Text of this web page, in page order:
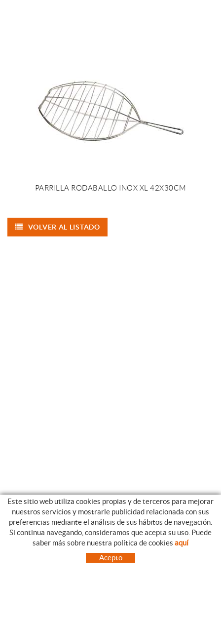
PARRILLA RODABALLO INOX XL 42X30CM
VOLVER AL LISTADO
CATEGORIAS GUIA DE COMPRA
CONDICIONES DE COMPRA
PAGO
Este sitio web utiliza cookies propias y de terceros para mejorar
nuestros servicios y mostrarle publicidad relacionada con sus
preferencias mediante el análisis de sus hábitos de navegación.
Si continua navegando, consideramos que acepta su uso. Puede
saber más sobre nuestra política de cookies aquí
Acepto